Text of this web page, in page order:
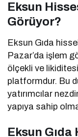
Eksun
Görüyor?
Eksun Gıda
Pazar’da işlem
ölçekli ve
platformdur. Bu
yatırımcılar
yapıya sahip
Eksun